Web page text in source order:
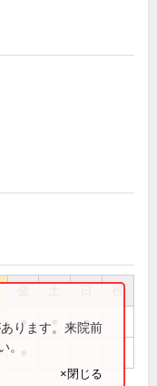
祝
● ●
ります。来院前
。
×閉じる